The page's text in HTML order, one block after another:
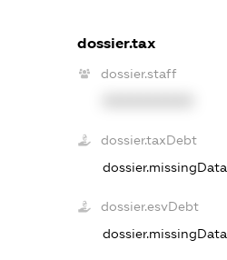
dossier.tax
dossier.staff
dossier.taxDebt
dossier.missingData
dossier.esvDebt
dossier.missingData